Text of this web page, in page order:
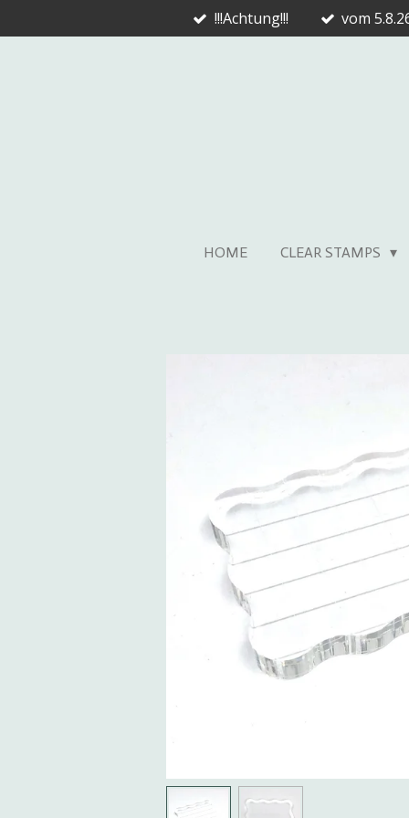
Hauptinhalt
!!!Achtung!!! vom
HOME CLEAR STAMPS